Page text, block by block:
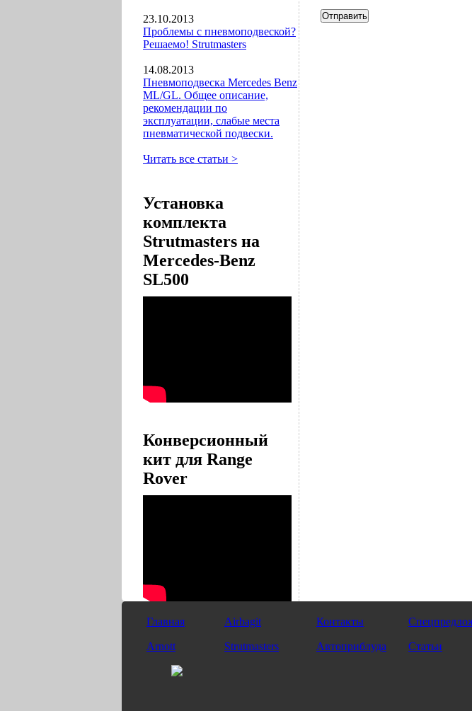
23.10.2013
Проблемы с пневмоподвеской?
Решаемо! Strutmasters
14.08.2013
Пневмоподвеска Mercedes Benz
ML/GL. Общее описание,
рекомендации по
эксплуатации, слабые места
пневматической подвески.
Читать все статьи >
Установка
комплекта
Strutmasters на
Mercedes-Benz
SL500
Конверсионный
кит для Range
Rover
Главная Airbagit Контакты
Arnott Strutmasters Автоприблуда Статьи